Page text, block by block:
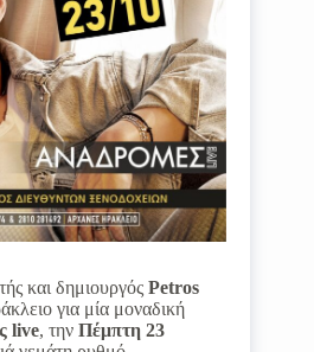
και δημιουργός Petros
για μία μοναδική
live, την Πέμπτη 23